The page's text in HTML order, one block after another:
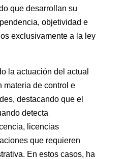
que desarrollan su
objetividad e
exclusivamente a la ley
la actuación del actual
materia de control e
destacando que el
detecta
licencias
que requieren
En estos casos, ha